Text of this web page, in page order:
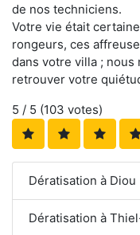
de nos techniciens.
Votre vie était
rongeurs, ces
dans votre villa ;
retrouver votre
5 / 5 (103 votes)
Dératisation à Diou
Dératisation à